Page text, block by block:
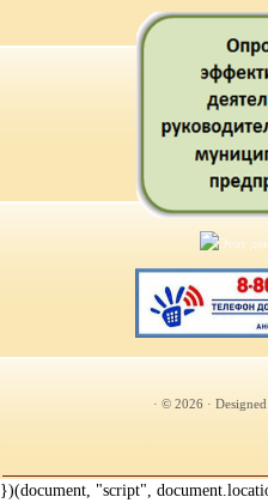
· © 2026 ·
})(document, "script",